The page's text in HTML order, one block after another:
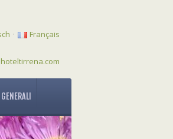
· Français